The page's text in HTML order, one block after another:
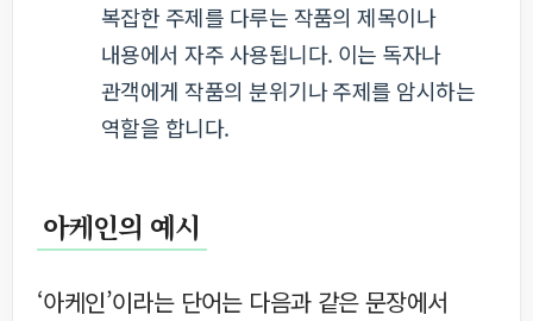
복잡한 주제를 다루는 작품의 제목이나
내용에서 자주 사용됩니다. 이는 독자나
관객에게 작품의 분위기나 주제를 암시하는
역할을 합니다.
아케인의 예시
‘아케인’이라는 단어는 다음과 같은 문장에서